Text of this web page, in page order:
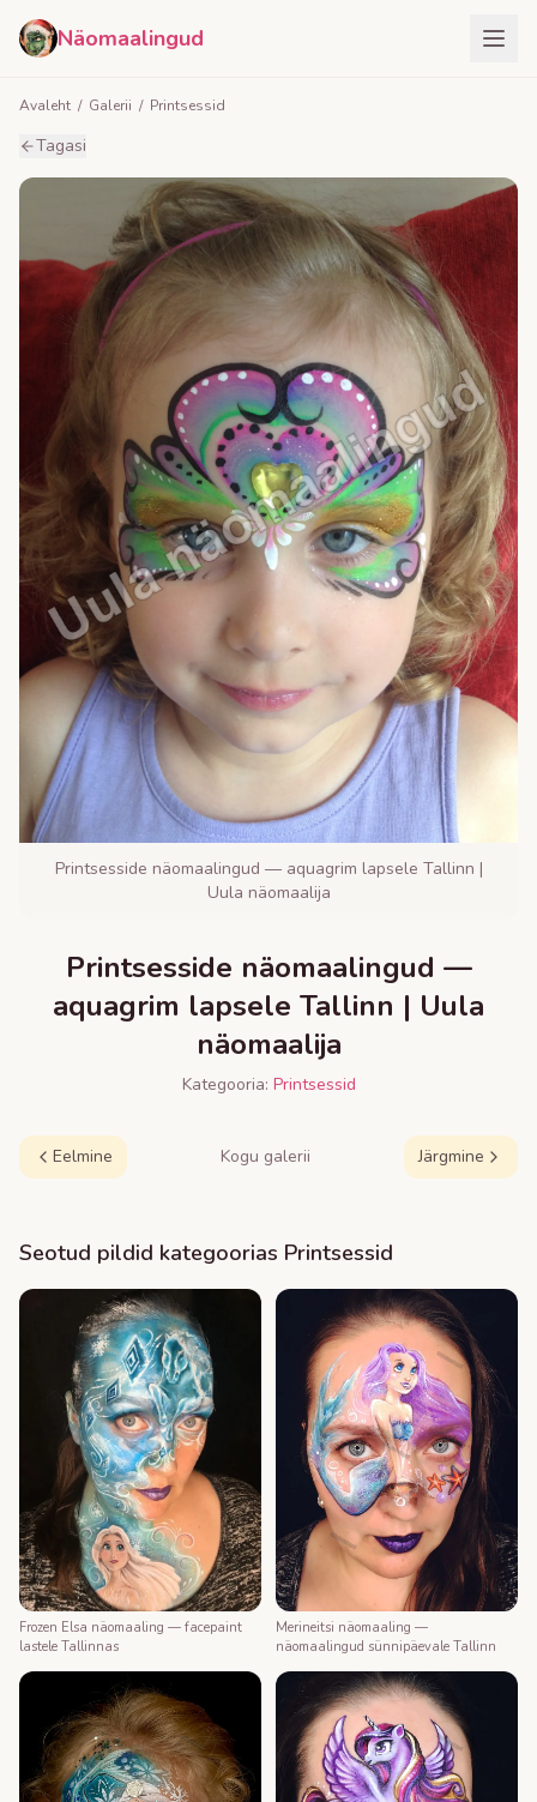
Näomaalingud
Avaleht / Galerii / Printsessid
Tagasi
Printsesside näomaalingud — aquagrim lapsele Tallinn |
Uula näomaalija
Printsesside näomaalingud —
aquagrim lapsele Tallinn | Uula
näomaalija
Kategooria: Printsessid
Eelmine Kogu galerii Järgmine
Seotud pildid kategoorias Printsessid
Frozen Elsa näomaaling — facepaint
lastele Tallinnas
Merineitsi näomaaling —
näomaalingud sünnipäevale Tallinn